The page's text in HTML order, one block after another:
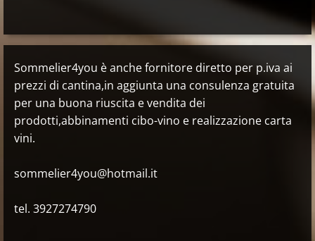
Sommelier4you è anche fornitore diretto per p.iva ai
prezzi di cantina,in aggiunta una consulenza gratuita
per una buona riuscita e vendita dei
prodotti,abbinamenti cibo-vino e realizzazione carta
vini.
sommelier4you@hotmail.it
tel. 3927274790